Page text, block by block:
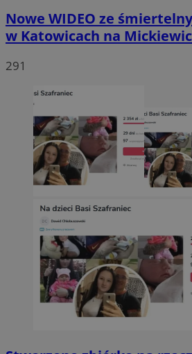
Nowe WIDEO ze
w Katowicach na
291